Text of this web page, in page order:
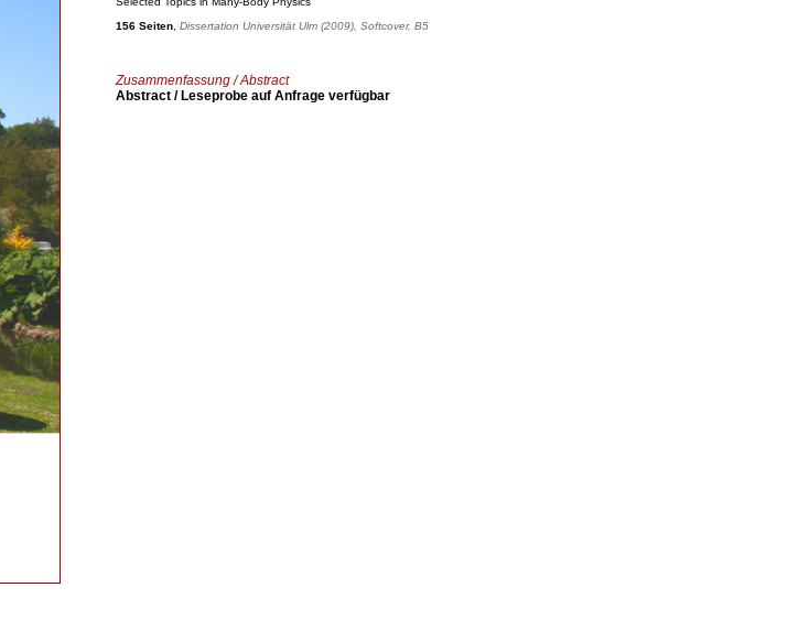
156 Seiten Dissertation Universität Ulm (2009), Softcover, B5
Zusammenfassung / Abstract
Abstract / Leseprobe auf Anfrage verfügbar